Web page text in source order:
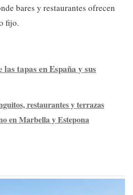
bares y restaurantes ofrecen
fijo.
tapas en España y sus
restaurantes y terrazas
en Marbella y Estepona